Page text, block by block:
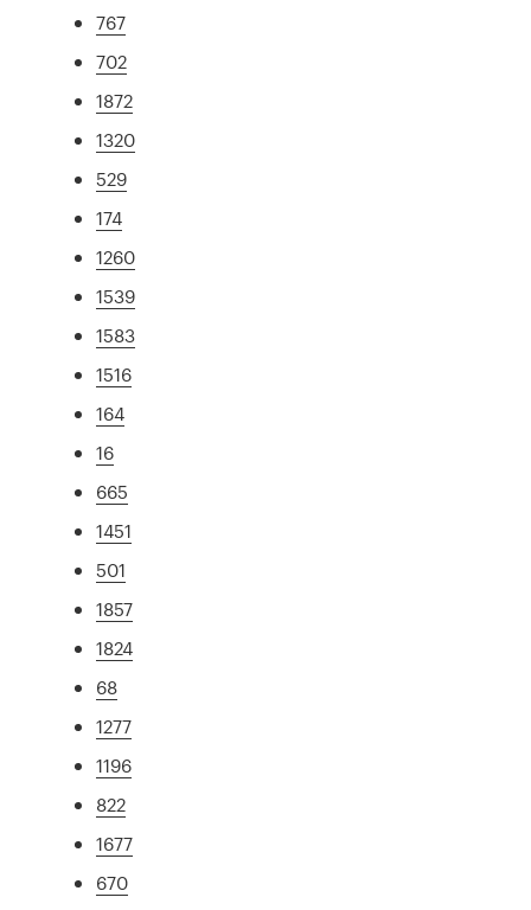
767
702
1872
1320
529
174
1260
1539
1583
1516
164
16
665
1451
501
1857
1824
68
1277
1196
822
1677
670